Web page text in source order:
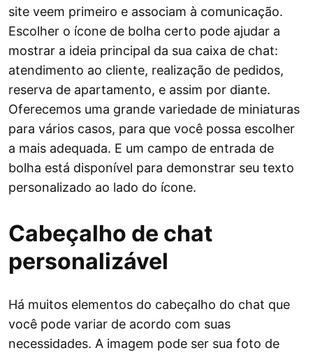
site veem primeiro e associam à comunicação.
Escolher o ícone de bolha certo pode ajudar a
mostrar a ideia principal da sua caixa de chat:
atendimento ao cliente, realização de pedidos,
reserva de apartamento, e assim por diante.
Oferecemos uma grande variedade de miniaturas
para vários casos, para que você possa escolher
a mais adequada. E um campo de entrada de
bolha está disponível para demonstrar seu texto
personalizado ao lado do ícone.
Cabeçalho de chat
personalizável
Há muitos elementos do cabeçalho do chat que
você pode variar de acordo com suas
necessidades. A imagem pode ser sua foto de